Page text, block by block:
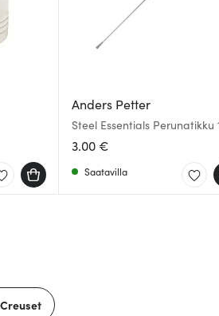
Anders Petter
Steel Essentials Perunatikku
cm Teräs/Musta
3.00 €
Saatavilla